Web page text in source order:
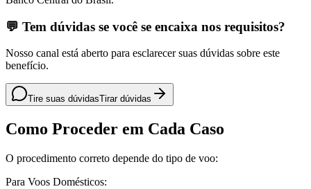
💬 Tem dúvidas se você se encaixa nos requisitos?
Nosso canal está aberto para esclarecer suas dúvidas sobre este
benefício.
Tire suas dúvidasTirar dúvidas
Como Proceder em Cada Caso
O procedimento correto depende do tipo de voo:
Para Voos Domésticos: